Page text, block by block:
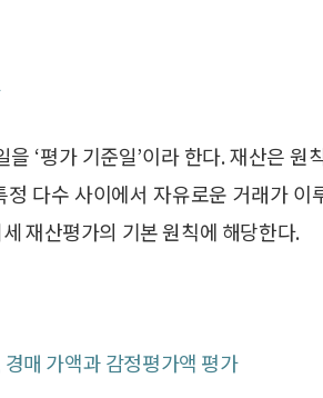
‘평가 기준일’이라 한다. 재산은
다수 사이에서 자유로운 거래가 이
재산평가의 기본 원칙에 해당한다.
매 가액과 감정평가액 평가